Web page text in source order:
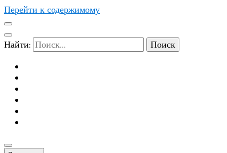
Перейти к содержимому
Найти: